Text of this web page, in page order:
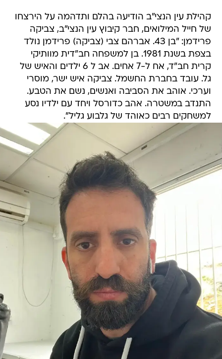
קהילת עין הנצי"ב הודיעה בהלם ותדהמה על הירצחו
של חייל המילואים, חבר קיבוץ עין הנצי"ב, צביקה
פרידמן: "בן 43. אברהם צבי (צביקה) פרידמן נולד
בצפת בשנת 1981. בן למשפחה חב"דית מוותיקי
קרית חב"ד, אח ל-7 אחים. אב ל 6 ילדים והאיש של
גל. עובד בחברת החשמל. צביקה איש ישר, מוסרי
וערכי. אוהב את הסביבה ואנשים, נשם את הטבע.
התנדב במשטרה. אהב כדורסל ויחד עם ילדיו נסע
למשחקים רבים כאוהד של גלבוע גליל".